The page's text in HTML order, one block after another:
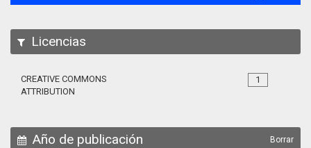
Licencias
1
CREATIVE COMMONS
ATTRIBUTION
Año de publicación Borrar